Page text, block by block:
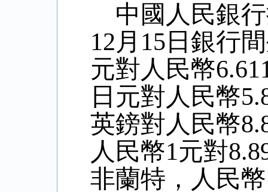
中國人民銀
12 月 15 日銀行
元對人民幣6.
日元對人民幣5.
英鎊對人民幣8
人民幣1元對
非蘭特，人民